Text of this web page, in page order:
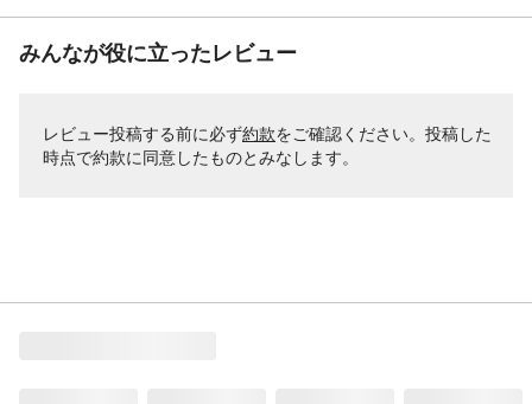
みんなが役に立ったレビュー
レビュー投稿する前に必ず約款をご確認ください。投稿した
時点で約款に同意したものとみなします。